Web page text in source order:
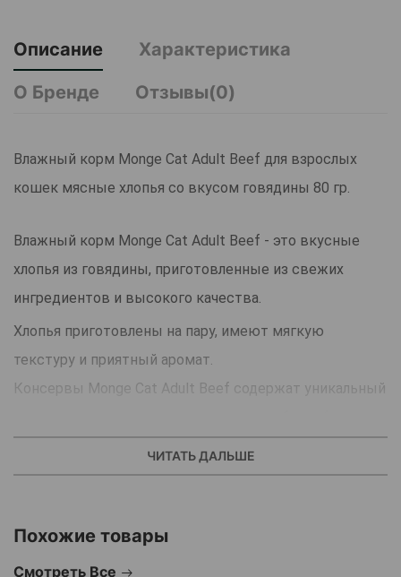
Описание
Характеристика
О Бренде
Отзывы(0)
Влажный корм Monge Cat Adult Beef для взрослых
кошек мясные хлопья со вкусом говядины 80 гр.
Влажный корм Monge Cat Adult Beef - это вкусные
хлопья из говядины, приготовленные из свежих
ингредиентов и высокого качества.
Хлопья приготовлены на пару, имеют мягкую
текстуру и приятный аромат.
Консервы Monge Cat Adult Beef содержат уникальный
диеты при пищевой аллергии у кошек.
что позволяет легко исключить из рациона
ЧИТАТЬ ДАЛЬШЕ
Похожие товары
Смотреть Все